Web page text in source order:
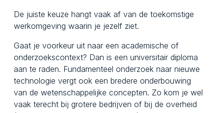
De juiste keuze hangt vaak af van de toekomstige
werkomgeving waarin je jezelf ziet.
Gaat je voorkeur uit naar een academische of
onderzoekscontext? Dan is een universitair diploma
aan te raden. Fundamenteel onderzoek naar nieuwe
technologie vergt ook een bredere onderbouwing
van de wetenschappelijke concepten. Zo kom je wel
vaak terecht bij grotere bedrijven of bij de overheid